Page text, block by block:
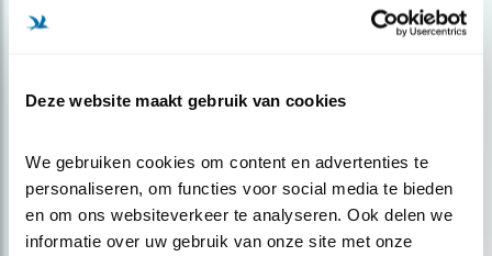
Deze website maakt gebruik van cookies
We gebruiken cookies om content en advertenties te
personaliseren, om functies voor social media te bieden
en om ons websiteverkeer te analyseren. Ook delen we
informatie over uw gebruik van onze site met onze
Meld je aan en ontvang nieuws, inspiratie, acties en tips
over vogels en activiteiten van Vogelbescherming.